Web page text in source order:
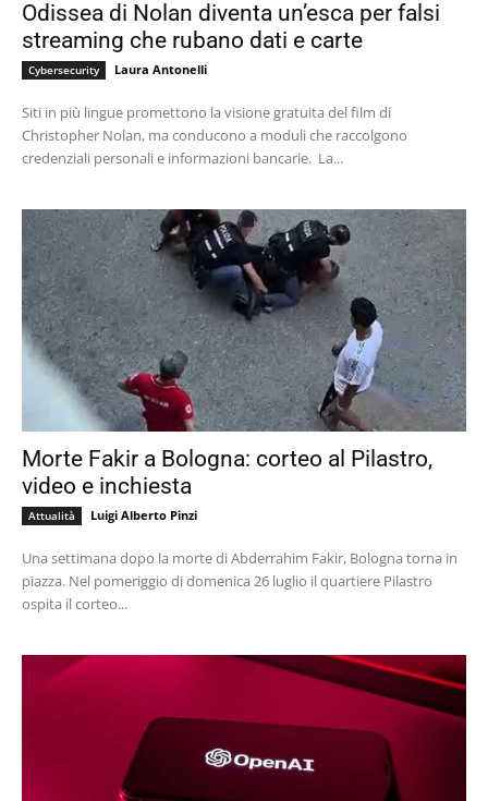
Odissea di Nolan diventa un’esca per falsi
streaming che rubano dati e carte
Cybersecurity Laura Antonelli
Siti in più lingue promettono la visione gratuita del film di
Christopher Nolan, ma conducono a moduli che raccolgono
credenziali personali e informazioni bancarie. La...
Morte Fakir a Bologna: corteo al Pilastro,
video e inchiesta
Attualità Luigi Alberto Pinzi
Una settimana dopo la morte di Abderrahim Fakir, Bologna torna in
piazza. Nel pomeriggio di domenica 26 luglio il quartiere Pilastro
ospita il corteo...